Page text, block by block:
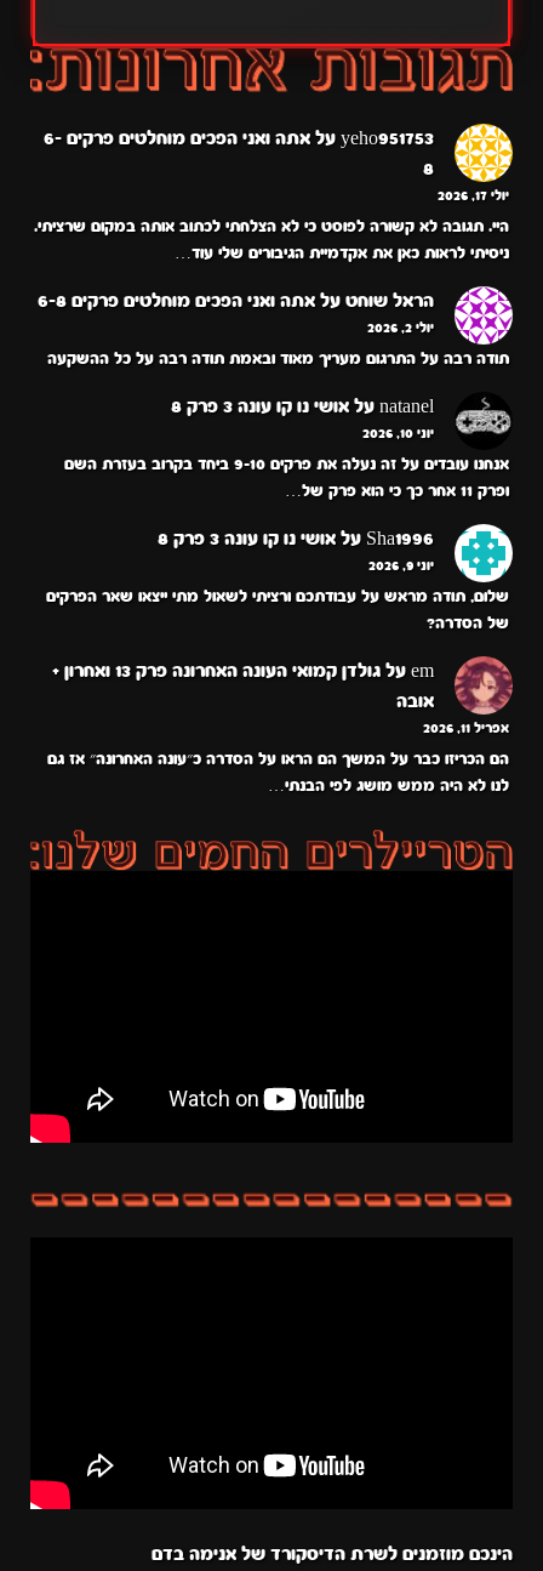
yeho951753 על
אתה ואני הפכים מוחלטים פרקים 6-
8
יולי 17, 2026
היי. תגובה לא קשורה לפוסט כי לא הצלחתי לכתוב אותה במקום שרציתי.
ניסיתי לראות כאן את אקדמיית הגיבורים שלי עוד…
הראל שוחט על אתה ואני הפכים מוחלטים פרקים 6-8
יולי 2, 2026
תודה רבה על התרגום מעריך מאוד ובאמת תודה רבה על כל ההשקעה
natanel על אושי נו קו עונה 3 פרק 8
יוני 10, 2026
אנחנו עובדים על זה נעלה את פרקים 9-10 ביחד בקרוב בעזרת השם
ופרק 11 אחר כך כי הוא פרק של…
Sha1996 על אושי נו קו עונה 3 פרק 8
יוני 9, 2026
שלום, תודה מראש על עבודתכם ורציתי לשאול מתי ייצאו שאר הפרקים
של הסדרה?
em על
גולדן קמואי העונה האחרונה פרק 13 ואחרון +
אובה
אפריל 11, 2026
הם הכריזו כבר על המשך הם הראו על הסדרה כ״עונה האחרונה״ אז גם
לנו לא היה ממש מושג לפי הבנתי…
הינכם מוזמנים לשרת הדיסקורד של אנימה בדם